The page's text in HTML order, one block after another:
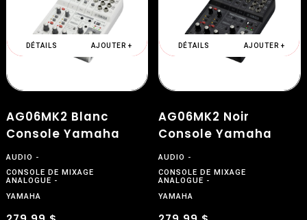
DÉTAILS AJOUTER +
AG06MK2 Blanc
Console Yamaha
AUDIO
CONSOLE DE MIXAGE
ANALOGUE
YAMAHA
DÉTAILS AJOUTER +
AG06MK2 Noir
Console Yamaha
AUDIO
CONSOLE DE MIXAGE
ANALOGUE
YAMAHA